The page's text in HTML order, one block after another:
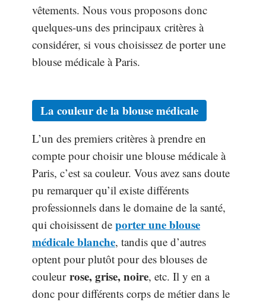
vêtements. Nous vous proposons donc
quelques-uns des principaux critères à
considérer, si vous choisissez de porter une
blouse médicale à Paris.
La couleur de la blouse médicale
L’un des premiers critères à prendre en
compte pour choisir une blouse médicale à
Paris, c’est sa couleur. Vous avez sans doute
pu remarquer qu’il existe différents
professionnels dans le domaine de la santé,
qui choisissent de porter une blouse
médicale blanche, tandis que d’autres
optent pour plutôt pour des blouses de
couleur rose, grise, noire, etc. Il y en a
donc pour différents corps de métier dans le